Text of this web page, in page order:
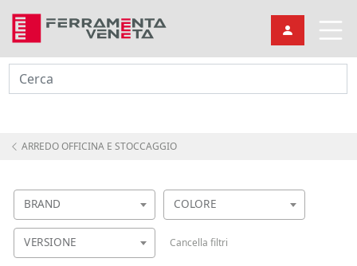
Cerca
ARREDO OFFICINA E STOCCAGGIO
BRAND COLORE
VERSIONE Cancella filtri